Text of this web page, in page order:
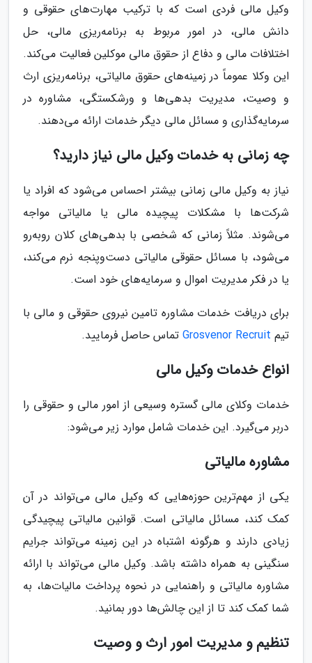
وکیل مالی فردی است که با ترکیب مهارت‌های حقوقی و
دانش مالی، در امور مربوط به برنامه‌ریزی مالی، حل
اختلافات مالی و دفاع از حقوق مالی موکلین فعالیت می‌کند.
این وکلا عموماً در زمینه‌های حقوق مالیاتی، برنامه‌ریزی ارث
و وصیت، مدیریت بدهی‌ها و ورشکستگی، مشاوره در
سرمایه‌گذاری و مسائل مالی دیگر خدمات ارائه می‌دهند.
چه زمانی به خدمات وکیل مالی نیاز دارید؟
نیاز به وکیل مالی زمانی بیشتر احساس می‌شود که افراد یا
شرکت‌ها با مشکلات پیچیده مالی یا مالیاتی مواجه
می‌شوند. مثلاً زمانی که شخصی با بدهی‌های کلان روبه‌رو
می‌شود، با مسائل حقوقی مالیاتی دست‌وپنجه نرم می‌کند،
یا در فکر مدیریت اموال و سرمایه‌های خود است.
برای دریافت خدمات مشاوره تامین نیروی حقوقی و مالی با
تیم Grosvenor Recruit تماس حاصل فرمایید.
انواع خدمات وکیل مالی
خدمات وکلای مالی گستره وسیعی از امور مالی و حقوقی را
دربر می‌گیرد. این خدمات شامل موارد زیر می‌شود:
مشاوره مالیاتی
یکی از مهم‌ترین حوزه‌هایی که وکیل مالی می‌تواند در آن
کمک کند، مسائل مالیاتی است. قوانین مالیاتی پیچیدگی
زیادی دارند و هرگونه اشتباه در این زمینه می‌تواند جرایم
سنگینی به همراه داشته باشد. وکیل مالی می‌تواند با ارائه
مشاوره مالیاتی و راهنمایی در نحوه پرداخت مالیات‌ها، به
شما کمک کند تا از این چالش‌ها دور بمانید.
تنظیم و مدیریت امور ارث و وصیت